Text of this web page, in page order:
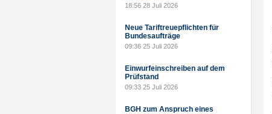
18:56 28 Juli 2026
Neue Tariftreuepflichten für
Bundesaufträge
09:36 25 Juli 2026
Einwurfeinschreiben auf dem
Prüfstand
09:33 25 Juli 2026
BGH zum Anspruch eines